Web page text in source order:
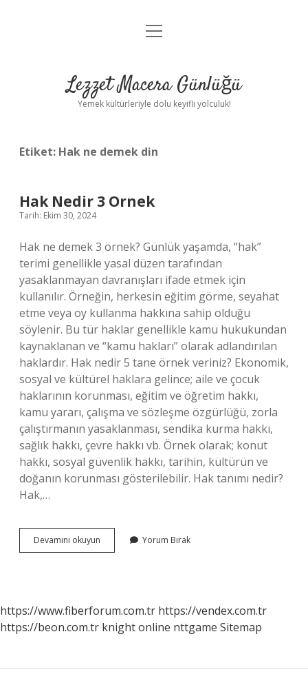
Anasayfa
Yasal Uyarı
menüyü
Lezzet Macera Günlüğü
Yemek kültürleriyle dolu keyifli yolculuk!
Etiket: Hak ne demek din
Hak Nedir 3 Ornek
Tarih: Ekim 30, 2024
Hak ne demek 3 örnek? Günlük yaşamda, “hak”
terimi genellikle yasal düzen tarafından
yasaklanmayan davranışları ifade etmek için
kullanılır. Örneğin, herkesin eğitim görme, seyahat
etme veya oy kullanma hakkına sahip olduğu
söylenir. Bu tür haklar genellikle kamu hukukundan
kaynaklanan ve “kamu hakları” olarak adlandırılan
haklardır. Hak nedir 5 tane örnek veriniz? Ekonomik,
sosyal ve kültürel haklara gelince; aile ve çocuk
haklarının korunması, eğitim ve öğretim hakkı,
kamu yararı, çalışma ve sözleşme özgürlüğü, zorla
çalıştırmanın yasaklanması, sendika kurma hakkı,
sağlık hakkı, çevre hakkı vb. Örnek olarak; konut
hakkı, sosyal güvenlik hakkı, tarihin, kültürün ve
doğanın korunması gösterilebilir. Hak tanımı nedir?
Hak,…
Devamını okuyun
Nedir
Yorum Bırak
https://www.fiberforum.com.tr https://vendex.com.tr
https://beon.com.tr knight online nttgame Sitemap